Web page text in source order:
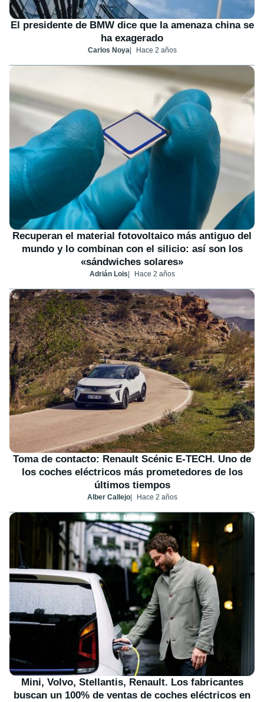
El presidente de BMW dice que la amenaza china se
ha exagerado
Carlos Noya Hace 2 años
Recuperan el material fotovoltaico más antiguo del
mundo y lo combinan con el silicio: así son los
«sándwiches solares»
Adrián Lois Hace 2 años
Toma de contacto: Renault Scénic E-TECH. Uno de
los coches eléctricos más prometedores de los
últimos tiempos
Alber Callejo Hace 2 años
Mini, Volvo, Stellantis, Renault. Los fabricantes
buscan un 100% de ventas de coches eléctricos en